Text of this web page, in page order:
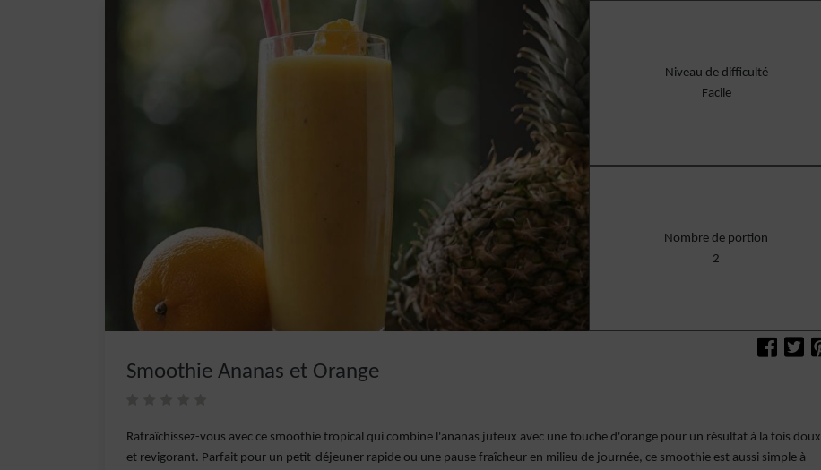
Niveau de difficulté
Facile
Nombre de portion
2
Smoothie Ananas et Orange
Rafraîchissez-vous avec ce smoothie tropical qui combine l'ananas juteux avec une touche d'orange pour un résultat à la fois doux
et revigorant. Parfait pour un petit-déjeuner rapide ou une pause fraîcheur en milieu de journée, ce smoothie est aussi simple à